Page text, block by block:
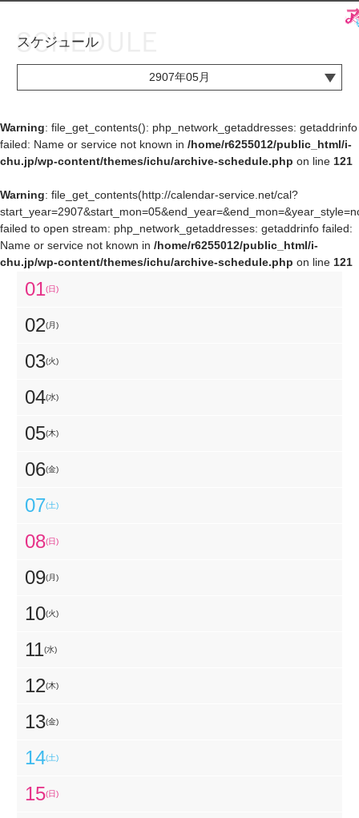
アイ★チュウとは
ユニット&キャラクター
ミュージック
グッズ・本
お知らせ
アイ★チュウとは
イベント・キャンペーン
ミュージック
スケジュール
2907年05月
Warning: file_get_contents(): php_network_getaddresses: getaddrinfo
failed: Name or service not known in /home/r6255012/public_html/i-
chu.jp/wp-content/themes/ichu/archive-schedule.php on line 121
Warning: file_get_contents(http://calendar-service.net/cal?
failed to open stream: php_network_getaddresses: getaddrinfo failed:
Name or service not known in /home/r6255012/public_html/i-
chu.jp/wp-content/themes/ichu/archive-schedule.php on line 121
01(日)
02(月)
03(火)
04(水)
05(木)
06(金)
07(土)
08(日)
09(月)
10(火)
11(水)
12(木)
13(金)
14(土)
15(日)